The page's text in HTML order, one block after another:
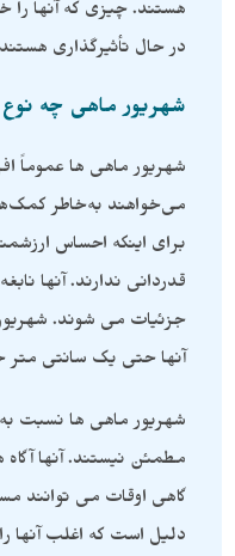
هستند. چیزی که آنها را
در حال تأثیرگذاری
شهریور ماهی چه
شهریور ماهی ها عموماً
می‌خواهند به‌خاطر
برای اینکه احساس
قدردانی ندارند. آنها
جزئیات می شوند.
آنها حتی یک سانتی
شهریور ماهی ها نسبت
مطمئن نیستند. آنها
گاهی اوقات می توانند
دلیل است که اغلب آنها